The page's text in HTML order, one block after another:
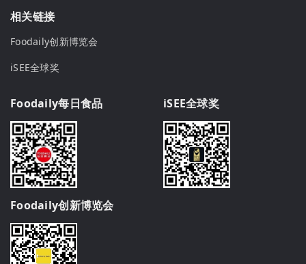
相关链接
Foodaily创新博览会
iSEE全球奖
Foodaily每日食品 iSEE全球奖
Foodaily创新博览会